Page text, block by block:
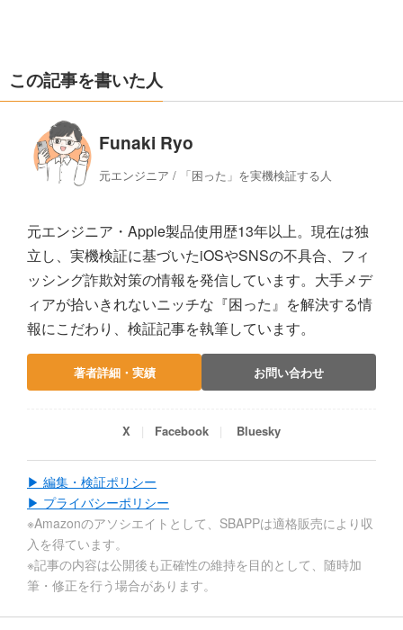
この記事を書いた人
Funaki Ryo
元エンジニア / 「困った」を実機検証する人
元エンジニア・Apple製品使用歴13年以上。現在は独
立し、実機検証に基づいたiOSやSNSの不具合、フィ
ッシング詐欺対策の情報を発信しています。大手メデ
ィアが拾いきれないニッチな『困った』を解決する情
報にこだわり、検証記事を執筆しています。
著者詳細・実績 お問い合わせ
X Facebook Bluesky
▶ 編集・検証ポリシー
▶ プライバシーポリシー
※Amazonのアソシエイトとして、SBAPPは適格販売により収
入を得ています。
※記事の内容は公開後も正確性の維持を目的として、随時加
筆・修正を行う場合があります。